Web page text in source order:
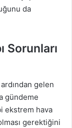
da
Sorunları
gelen
gündeme
ekstrem hava
gerektiğini